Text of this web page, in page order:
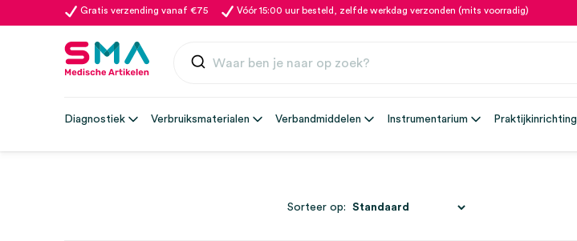
Gratis verzending vanaf €75 Vóór 15:00 uur besteld, zelfde werkdag verzonden (mits voorradig)
Diagnostiek Verbruiksmaterialen Verbandmiddelen Instrumentarium Praktijkinrichting
Sorteer op: